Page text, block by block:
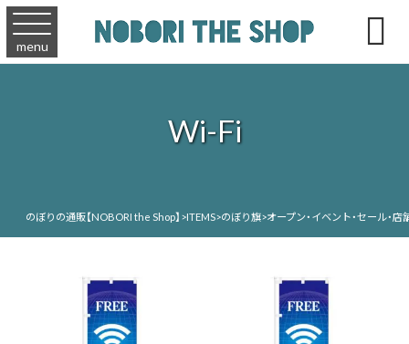
menu 
Wi-Fi
のぼりの通販【NOBORI the Shop】>ITEMS>のぼり旗>オープン・イベント・セール・店